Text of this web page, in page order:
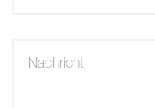
Nachricht